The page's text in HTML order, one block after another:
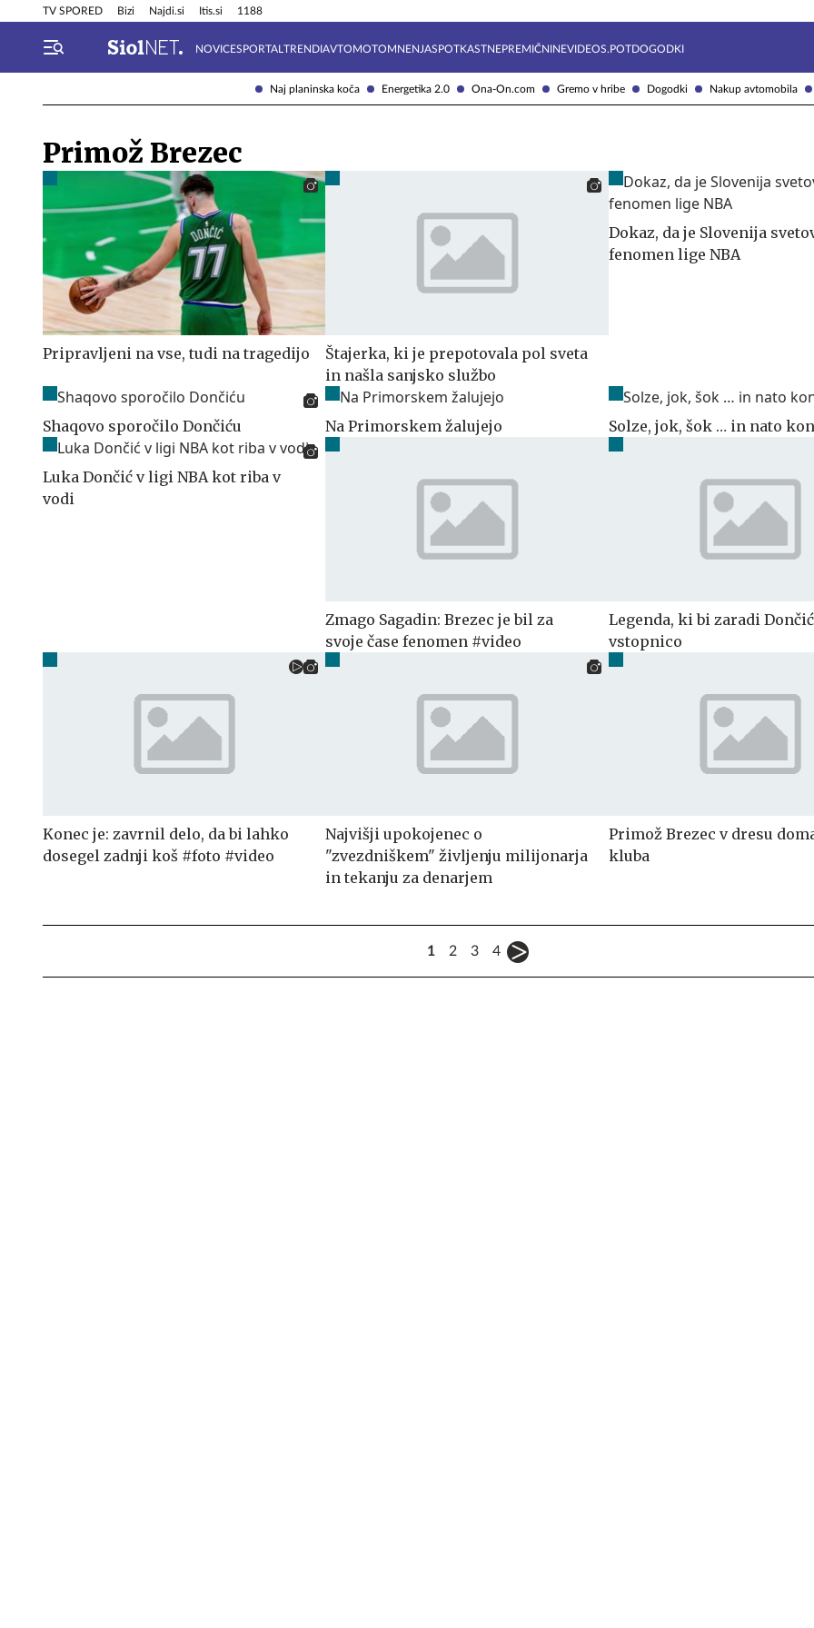
Naj planinska koča Energetika 2.0 Ona-On.com Gremo v hribe Dogodki Nakup avtomobila
TV SPORED Bizi Najdi.si Itis.si 1188
NOVICESPORTAL TRENDIAVTOMOTOMNENJASPOTKASTNEPREMIČNINEVIDEOS.POTDOGODKI
Info in obvestila Tehnik
Primož Brezec
Pripravljeni na vse, tudi na tragedijo
Štajerka, ki je prepotovala pol sveta
in našla sanjsko službo
Dokaz, da je Slovenija
fenomen lige NBA
Shaqovo sporočilo Dončiću Na Primorskem žalujejo Solze, jok, šok … in nato
Luka Dončić v ligi NBA kot riba v
vodi
Zmago Sagadin: Brezec je bil za
svoje čase fenomen #video
Legenda, ki bi zaradi
vstopnico
Konec je: zavrnil delo, da bi lahko
dosegel zadnji koš #foto #video
Najvišji upokojenec o
"zvezdniškem" življenju milijonarja
in tekanju za denarjem
Primož Brezec v dresu
kluba
1 2 3 4